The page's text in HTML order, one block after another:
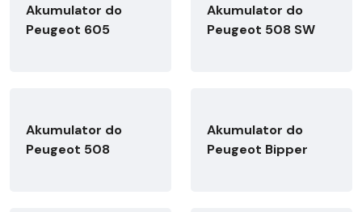
Akumulator do
Peugeot 605
Akumulator do
Peugeot 508 SW
Akumulator do
Peugeot 508
Akumulator do
Peugeot Bipper